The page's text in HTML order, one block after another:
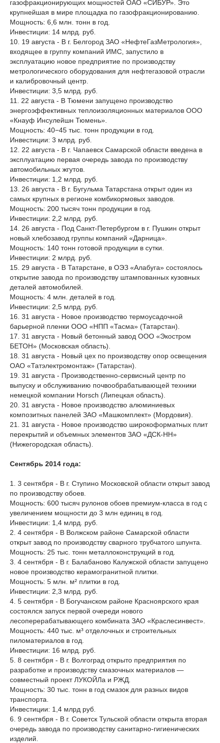
газофракционирующих мощностей ОАО «СИБУР». Это
крупнейшая в мире площадка по газофракционированию.
Мощность: 6,6 млн. тонн в год.
Инвестиции: 14 млрд. руб.
10. 19 августа - В г. Белгород ЗАО «НефтеГазМетрология»,
входящее в группу компаний ИМС, запустило в
эксплуатацию новое предприятие по производству
метрологического оборудования для нефтегазовой отрасли
и калибровочный центр.
Инвестиции: 3,5 млрд. руб.
11. 22 августа - В Тюмени запущено производство
энергоэффективных теплоизоляционных материалов ООО
«Кнауф Инсулейшн Тюмень».
Мощность: 40−45 тыс. тонн продукции в год.
Инвестиции: 3 млрд. руб.
12. 22 августа - В г. Чапаевск Самарской области введена в
эксплуатацию первая очередь завода по производству
автомобильных жгутов.
Инвестиции: 1,2 млрд. руб.
13. 26 августа - В г. Бугульма Татарстана открыт один из
самых крупных в регионе комбикормовых заводов.
Мощность: 200 тысяч тонн продукции в год.
Инвестиции: 2,2 млрд. руб.
14. 26 августа - Под Санкт-Петербургом в г. Пушкин открыт
новый хлебозавод группы компаний «Дарница».
Мощность: 140 тонн готовой продукции в сутки.
Инвестиции: 2 млрд. руб.
15. 29 августа - В Татарстане, в ОЭЗ «Алабуга» состоялось
открытие завода по производству штампованных кузовных
деталей автомобилей.
Мощность: 4 млн. деталей в год.
Инвестиции: 2,5 млрд. руб.
16. 31 августа - Новое производство термоусадочной
барьерной пленки ООО «НПП «Тасма» (Татарстан).
17. 31 августа - Новый бетонный завод ООО «Экостром
БЕТОН» (Московская область).
18. 31 августа - Новый цех по производству опор освещения
ОАО «Татэлектромонтаж» (Татарстан).
19. 31 августа - Производственно-сервисный центр по
выпуску и обслуживанию почвообрабатывающей техники
немецкой компании Horsch (Липецкая область).
20. 31 августа - Новое производство алюминиевых
композитных панелей ЗАО «Машкомплект» (Мордовия).
21. 31 августа - Новое производство широкоформатных плит
перекрытий и объемных элементов ЗАО «ДСК-НН»
(Нижегородская область).
Сентябрь 2014 года:
1. 3 сентября - В г. Ступино Московской области открыт завод
по производству обоев.
Мощность: 600 тысяч рулонов обоев премиум-класса в год с
увеличением мощности до 3 млн единиц в год.
Инвестиции: 1,4 млрд. руб.
2. 4 сентября - В Волжском районе Самарской области
открыт завод по производству сварного трубчатого шпунта.
Мощность: 25 тыс. тонн металлоконструкций в год.
3. 4 сентября - В г. Балабаново Калужской области запущено
новое производство керамогранитной плитки.
Мощность: 5 млн. м² плитки в год.
Инвестиции: 2,3 млрд. руб.
4. 5 сентября - В Богучанском районе Красноярского края
состоялся запуск первой очереди нового
лесоперерабатывающего комбината ЗАО «Краслесинвест».
Мощность: 440 тыс. м³ отделочных и строительных
пиломатериалов в год.
Инвестиции: 16 млрд. руб.
5. 8 сентября - В г. Волгоград открыто предприятия по
разработке и производству смазочных материалов —
совместный проект ЛУКОЙЛа и РЖД.
Мощность: 30 тыс. тонн в год смазок для разных видов
транспорта.
Инвестиции: 1,4 млрд руб.
6. 9 сентября - В г. Советск Тульской области открыта вторая
очередь завода по производству санитарно-гигиенических
изделий.